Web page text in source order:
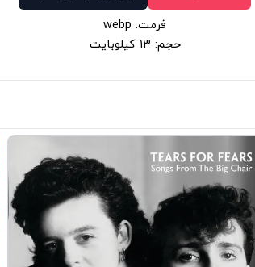
فرمت: webp
حجم: 13 کیلوبایت